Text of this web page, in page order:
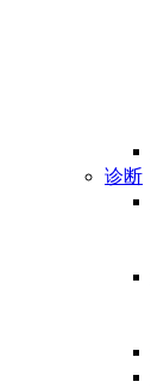
诊断